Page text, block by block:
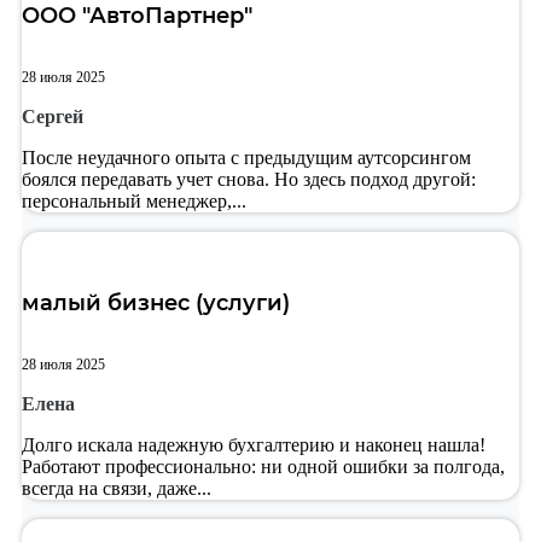
ООО "АвтоПартнер"
28 июля 2025
Сергей
После неудачного опыта с предыдущим аутсорсингом
боялся передавать учет снова. Но здесь подход другой:
персональный менеджер,...
малый бизнес (услуги)
28 июля 2025
Елена
Долго искала надежную бухгалтерию и наконец нашла!
Работают профессионально: ни одной ошибки за полгода,
всегда на связи, даже...